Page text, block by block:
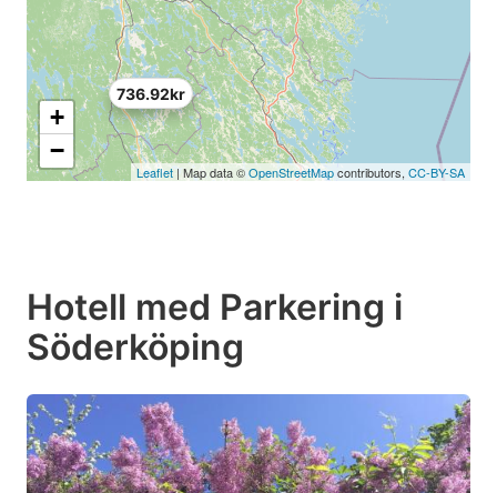
736.92kr
+
−
Leaflet | Map data ©OpenStreetMapcontributors, CC-BY-SA
Hotell med Parkering i
Söderköping